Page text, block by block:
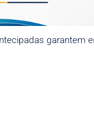
garantem